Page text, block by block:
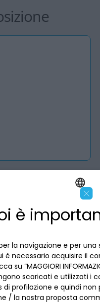
ENGLISH
×
è
la navigazione e per una
necessario acquisire il
“MAGGIORI
scaricati e utilizzati i
profilazione e quindi non
/ la nostra proposta